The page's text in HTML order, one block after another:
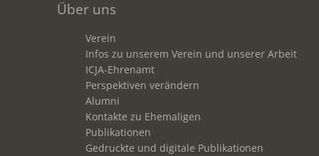
Über uns
Verein
Infos zu unserem Verein und unserer Arbeit
ICJA-Ehrenamt
Perspektiven verändern
Alumni
Kontakte zu Ehemaligen
Publikationen
Gedruckte und digitale Publikationen